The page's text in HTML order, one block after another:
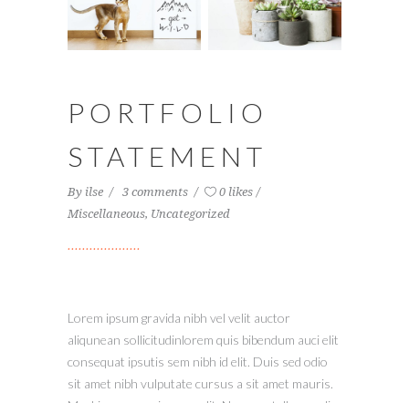
PORTFOLIO
STATEMENT
By ilse 3 comments
0 likes
Miscellaneous, Uncategorized
Lorem ipsum gravida nibh vel velit auctor
aliqunean sollicitudinlorem quis bibendum auci elit
consequat ipsutis sem nibh id elit. Duis sed odio
sit amet nibh vulputate cursus a sit amet mauris.